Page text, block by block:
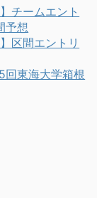
チームエント
予想
区間エントリ
回東海大学箱根